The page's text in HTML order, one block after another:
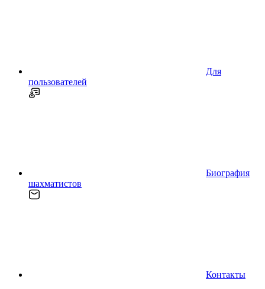
Для
пользователей
Биография
шахматистов
Контакты